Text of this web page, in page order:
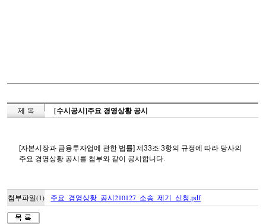
제 목 [수시공시]주요 경영상황 공시
[자본시장과 금융투자업에 관한 법률] 제33조 3항의 규정에 따라 당사의
주요 경영상황 공시를 첨부와 같이 공시합니다.
첨부파일(1) 주요_경영상황_공시210127_소송_제기_신청.pdf